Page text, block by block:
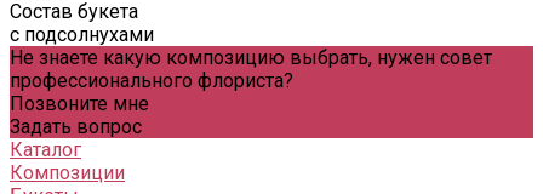
Состав букета
с подсолнухами
Не знаете какую композицию выбрать, нужен совет
профессионального флориста?
Позвоните мне
Задать вопрос
Каталог
Композиции